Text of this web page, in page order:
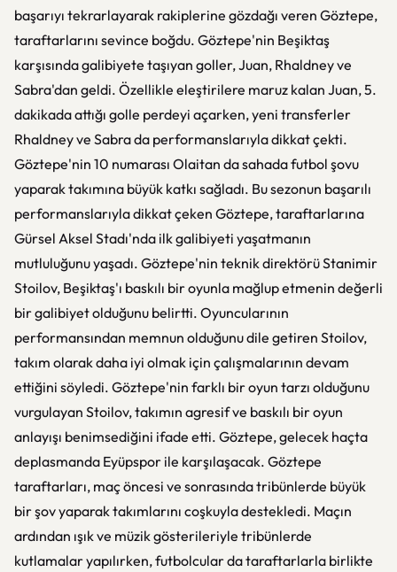
başarıyı tekrarlayarak rakiplerine gözdağı veren Göztepe,
taraftarlarını sevince boğdu. Göztepe'nin Beşiktaş
karşısında galibiyete taşıyan goller, Juan, Rhaldney ve
Sabra'dan geldi. Özellikle eleştirilere maruz kalan Juan, 5.
dakikada attığı golle perdeyi açarken, yeni transferler
Rhaldney ve Sabra da performanslarıyla dikkat çekti.
Göztepe'nin 10 numarası Olaitan da sahada futbol şovu
yaparak takımına büyük katkı sağladı. Bu sezonun başarılı
performanslarıyla dikkat çeken Göztepe, taraftarlarına
Gürsel Aksel Stadı'nda ilk galibiyeti yaşatmanın
mutluluğunu yaşadı. Göztepe'nin teknik direktörü Stanimir
Stoilov, Beşiktaş'ı baskılı bir oyunla mağlup etmenin değerli
bir galibiyet olduğunu belirtti. Oyuncularının
performansından memnun olduğunu dile getiren Stoilov,
takım olarak daha iyi olmak için çalışmalarının devam
ettiğini söyledi. Göztepe'nin farklı bir oyun tarzı olduğunu
vurgulayan Stoilov, takımın agresif ve baskılı bir oyun
anlayışı benimsediğini ifade etti. Göztepe, gelecek haçta
deplasmanda Eyüpspor ile karşılaşacak. Göztepe
taraftarları, maç öncesi ve sonrasında tribünlerde büyük
bir şov yaparak takımlarını coşkuyla destekledi. Maçın
ardından ışık ve müzik gösterileriyle tribünlerde
kutlamalar yapılırken, futbolcular da taraftarlarla birlikte